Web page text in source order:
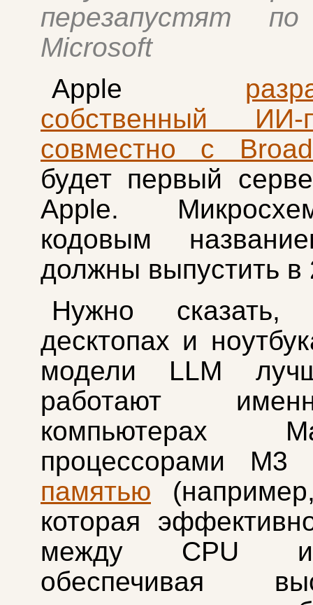
перезапустят по
Microsoft
Apple
собственный ИИ-
совместно с
будет первый
Apple.
кодовым
должны выпустить в
Нужно
десктопах и
модели LLM
работают
компьютерах
процессорами
памятью
которая
между CPU
обеспечивая